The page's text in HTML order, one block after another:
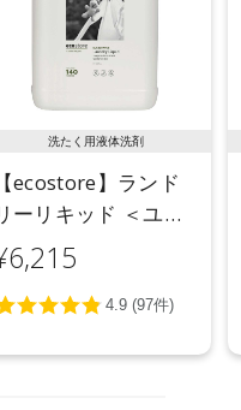
につきましては、各店舗
発送となります。
間かかる場合がござい
洗たく用液体洗剤
【ecostore】ランド
ーリキッド ＜ユー
リ＞ 5L